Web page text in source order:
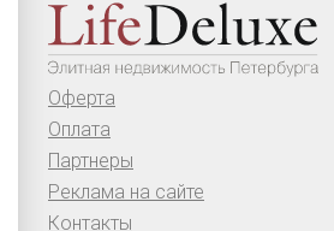
Оферта
Оплата
Партнеры
Реклама на сайте
Контакты